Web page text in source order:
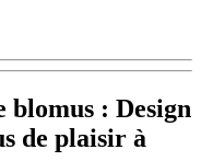
blomus : Design
de plaisir à